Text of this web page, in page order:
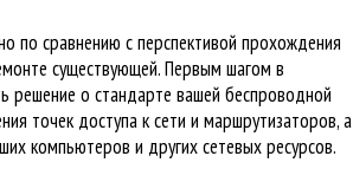
по сравнению с перспективой прохождения
существующей.Первым шагом в
решение о стандарте вашей беспроводной
точек доступа к сети и маршрутизаторов, а
компьютеров и других сетевых ресурсов.